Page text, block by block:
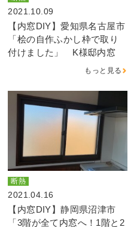
2021.10.09
【内窓DIY】愛知県名古屋市
「桧の自作ふかし枠で取り
付けました」 K様邸内窓
もっと見る
断熱
2021.04.16
【内窓DIY】静岡県沼津市
「3階が全て内窓へ！1階と2